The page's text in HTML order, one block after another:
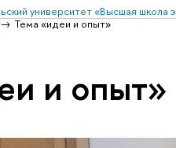
университет «Высшая школа
Тема «идеи и опыт»
и опыт»